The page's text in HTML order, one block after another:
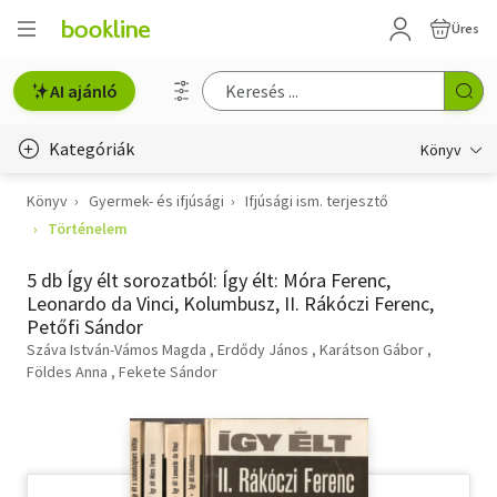
Üres
AI ajánló
Kategóriák Könyv
Életmód, egészség
Gyermek- és ifjúsági
Hobbi, szabadidő
Könyv Gyermek- és ifjúsági
Ifjúsági ism. terjesztő
Történelem
5 db Így élt sorozatból: Így élt: Móra Ferenc,
Leonardo da Vinci, Kolumbusz, II. Rákóczi Ferenc,
Petőfi Sándor
Száva István-Vámos Magda Erdődy János
Karátson Gábor
Földes Anna
Fekete Sándor